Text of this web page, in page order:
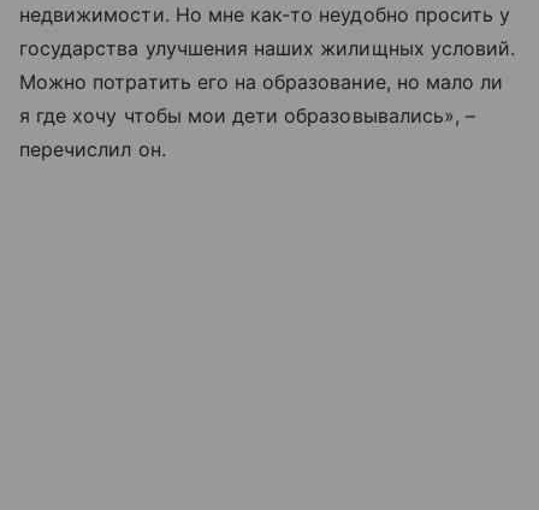
недвижимости. Но мне как-то неудобно просить у
государства улучшения наших жилищных условий.
Можно потратить его на образование, но мало ли
я где хочу чтобы мои дети образовывались», –
перечислил он.